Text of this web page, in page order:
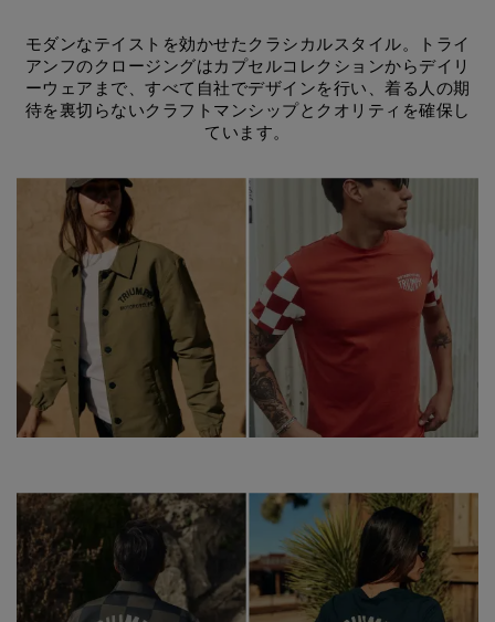
モダンなテイストを効かせたクラシカルスタイル。トライ
アンフのクロージングはカプセルコレクションからデイリ
ーウェアまで、すべて自社でデザインを行い、着る人の期
待を裏切らないクラフトマンシップとクオリティを確保し
ています。